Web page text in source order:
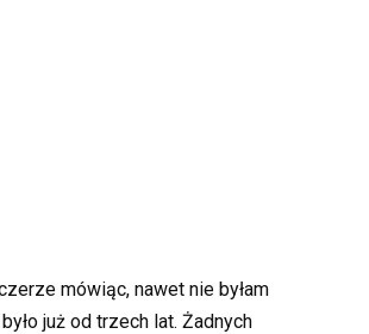
mówiąc, nawet nie byłam
już od trzech lat. Żadnych